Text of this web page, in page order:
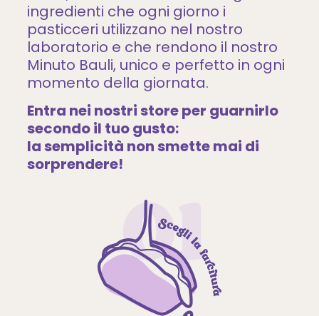
ingredienti che ogni giorno i
pasticceri utilizzano nel nostro
laboratorio e che rendono il nostro
Minuto Bauli, unico e perfetto in ogni
momento della giornata.
Entra nei nostri store per guarnirlo
secondo il tuo gusto:
la semplicità non smette mai di
sorprendere!